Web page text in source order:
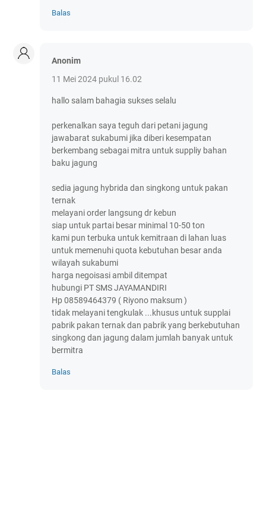
Balas
Anonim
11 Mei 2024 pukul 16.02
hallo salam bahagia sukses selalu
perkenalkan saya teguh dari petani jagung
jawabarat sukabumi jika diberi kesempatan
berkembang sebagai mitra untuk suppliy bahan
baku jagung
sedia jagung hybrida dan singkong untuk pakan
ternak
melayani order langsung dr kebun
siap untuk partai besar minimal 10-50 ton
kami pun terbuka untuk kemitraan di lahan luas
untuk memenuhi quota kebutuhan besar anda
wilayah sukabumi
harga negoisasi ambil ditempat
hubungi PT SMS JAYAMANDIRI
Hp 08589464379 ( Riyono maksum )
tidak melayani tengkulak ...khusus untuk supplai
pabrik pakan ternak dan pabrik yang berkebutuhan
singkong dan jagung dalam jumlah banyak untuk
bermitra
Balas